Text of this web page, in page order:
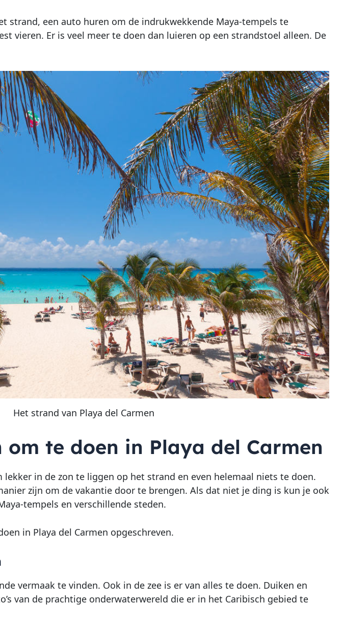
strand, een auto huren om de indrukwekkende Maya-tempels te
vieren. Er is veel meer te doen dan luieren op een strandstoel alleen. De
Het strand van Playa del Carmen
om te doen in Playa del Carmen
lekker in de zon te liggen op het strand en even helemaal niets te doen.
zijn om de vakantie door te brengen. Als dat niet je ding is kun je ook
tempels en verschillende steden.
in Playa del Carmen opgeschreven.
vermaak te vinden. Ook in de zee is er van alles te doen. Duiken en
van de prachtige onderwaterwereld die er in het Caribisch gebied te